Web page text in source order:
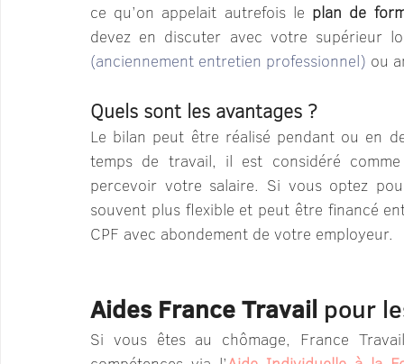
ce qu’on appelait autrefois le plan de
devez en discuter avec votre supérieur
(anciennement entretien professionnel) ou
Quels sont les avantages ?
Le bilan peut être réalisé pendant ou en
temps de travail, il est considéré
percevoir votre salaire. Si vous optez
souvent plus flexible et peut être financé
CPF avec abondement de votre employeur.
Aides France Travail pour
Si vous êtes au chômage, France